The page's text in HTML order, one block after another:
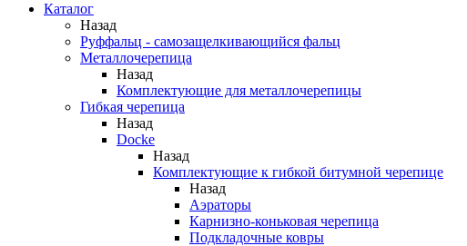
Каталог
Назад
Руффальц - самозащелкивающийся фальц
Металлочерепица
Назад
Комплектующие для металлочерепицы
Гибкая черепица
Назад
Docke
Назад
Комплектующие к гибкой битумной черепице
Назад
Аэраторы
Карнизно-коньковая черепица
Подкладочные ковры